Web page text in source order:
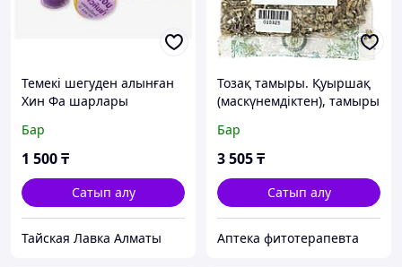
Темекі шегуден алынған
Хин Фа шарлары
Бар
1 500₸
Сатып алу
Тайская Лавка Алматы
Тозақ тамыры. Қуыршақ
(маскүнемдіктен), тамыры
Бар
3 505₸
Сатып алу
Аптека фитотерапевта